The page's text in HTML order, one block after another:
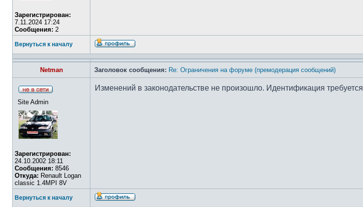
Зарегистрирован:
7.11.2024 17:24
Сообщения: 2
Вернуться к началу
Netman Заголовок сообщения: Re: Ограничения на форуме (премодерация сообщений)
Site Admin
Зарегистрирован:
24.10.2002 18:11
Сообщения: 8546
Откуда: Renault Logan
classic 1.4MPI 8V
Изменений в законодательстве не произошло. Идентификация требуется
Вернуться к началу